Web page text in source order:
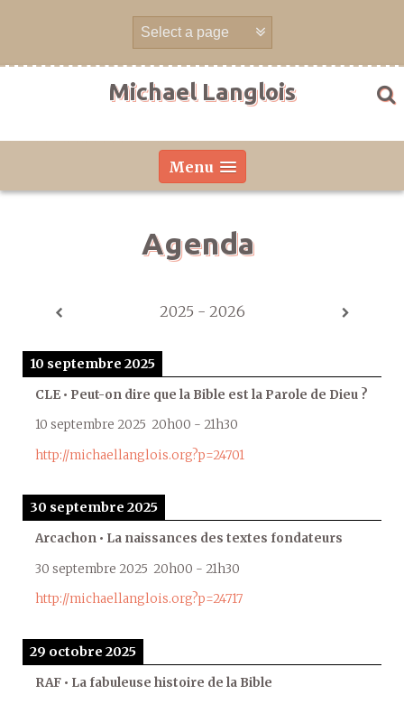
Michael Langlois
Menu
Agenda
2025 - 2026
10 septembre 2025
CLE • Peut-on dire que la Bible est la Parole de Dieu ?
10 septembre 2025 20h00 - 21h30
http://michaellanglois.org?p=24701
30 septembre 2025
Arcachon • La naissances des textes fondateurs
30 septembre 2025 20h00 - 21h30
http://michaellanglois.org?p=24717
29 octobre 2025
RAF • La fabuleuse histoire de la Bible